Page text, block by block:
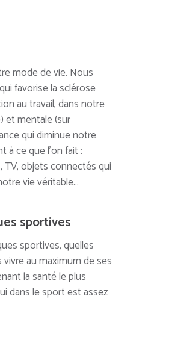
mode de vie. Nous
favorise la sclérose
au travail, dans notre
et mentale (sur
qui diminue notre
à ce que l’on fait :
objets connectés qui
vie véritable...
sportives
sportives, quelles
vivre au maximum de ses
la santé le plus
dans le sport est assez